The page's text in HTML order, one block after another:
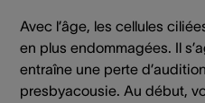
Avec l’âge, les cellules
en plus endommagées. Il
entraîne une perte
presbyacousie. Au début,